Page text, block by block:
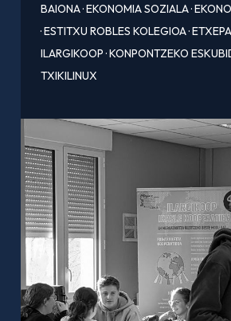
BAIONA·EKONOMIA SOZIALA·
·ESTITXU ROBLES KOLEGIOA·
ILARGIKOOP·KONPONTZEKO
TXIKILINUX